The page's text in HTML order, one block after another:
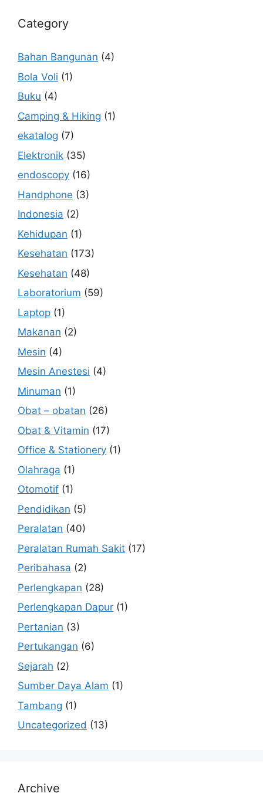
Category
Bahan Bangunan (4)
Bola Voli (1)
Buku (4)
Camping & Hiking (1)
ekatalog (7)
Elektronik (35)
endoscopy (16)
Handphone (3)
Indonesia (2)
Kehidupan (1)
Kesehatan (173)
Kesehatan (48)
Laboratorium (59)
Laptop (1)
Makanan (2)
Mesin (4)
Mesin Anestesi (4)
Minuman (1)
Obat – obatan (26)
Obat & Vitamin (17)
Office & Stationery (1)
Olahraga (1)
Otomotif (1)
Pendidikan (5)
Peralatan (40)
Peralatan Rumah Sakit (17)
Peribahasa (2)
Perlengkapan (28)
Perlengkapan Dapur (1)
Pertanian (3)
Pertukangan (6)
Sejarah (2)
Sumber Daya Alam (1)
Tambang (1)
Uncategorized (13)
Archive